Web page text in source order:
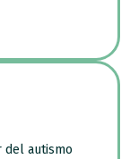
del autismo